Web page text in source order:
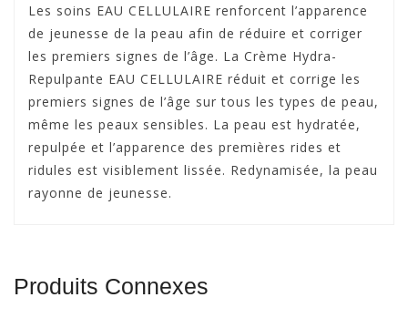
Les soins EAU CELLULAIRE renforcent l’apparence
de jeunesse de la peau afin de réduire et corriger
les premiers signes de l’âge. La Crème Hydra-
Repulpante EAU CELLULAIRE réduit et corrige les
premiers signes de l’âge sur tous les types de peau,
même les peaux sensibles. La peau est hydratée,
repulpée et l’apparence des premières rides et
ridules est visiblement lissée. Redynamisée, la peau
rayonne de jeunesse.
Produits Connexes